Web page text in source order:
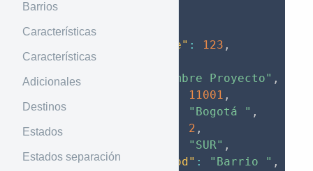
Barrios
Características
Características
Adicionales
Destinos
Estados
Estados separación
{
"data"
"unique_code" : 123 ,
"Nombre Proyecto" ,
11001 ,
"Bogotá " ,
2 ,
"SUR" ,
"neighborhood" : "Barrio " ,